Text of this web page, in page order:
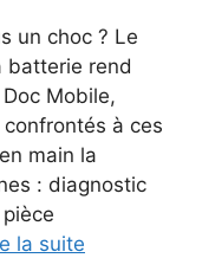
un choc ? Le
batterie rend
Mobile,
à ces
main la
: diagnostic
la suite